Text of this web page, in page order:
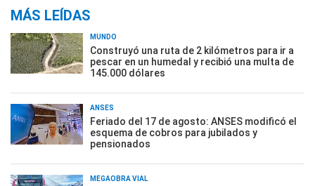
MÁS LEÍDAS
MUNDO
Construyó una ruta de 2 kilómetros para ir a
pescar en un humedal y recibió una multa de
145.000 dólares
ANSES
Feriado del 17 de agosto: ANSES modificó el
esquema de cobros para jubilados y
pensionados
MEGAOBRA VIAL